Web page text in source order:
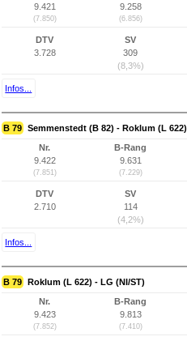
9.421
(7.850)
9.258
(6.856)
DTV
3.728
SV
309
(8,3%)
Infos...
B 79 Semmenstedt (B 82) - Roklum (L 622)
Nr.
9.422
(7.851)
B-Rang
9.631
(7.229)
DTV
2.710
SV
114
(4,2%)
Infos...
B 79 Roklum (L 622) - LG (NI/ST)
Nr.
9.423
(7.852)
B-Rang
9.813
(7.410)